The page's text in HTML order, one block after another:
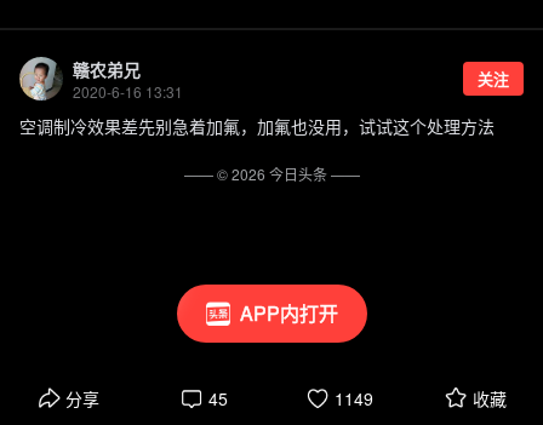
APP内打开
赣农弟兄
2020-6-16 13:31
关注
空调制冷效果差先别急着加氟，加氟也没用，试试这个处理方法
分享 45 1149 收藏
—— ©2026 今日头条——